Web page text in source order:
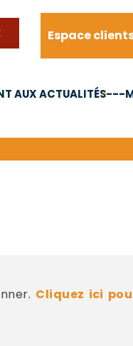
Espace
AUX ACTUALITÉS---
Cliquez ici